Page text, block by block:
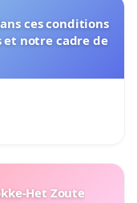
ces conditions
et notre cadre de
Het Zoute